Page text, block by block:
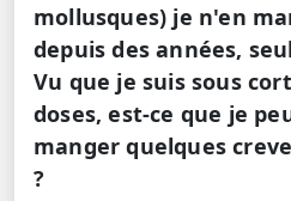
mollusques) je n'en
depuis des années,
Vu que je suis sous
doses, est-ce que je
manger quelques
?